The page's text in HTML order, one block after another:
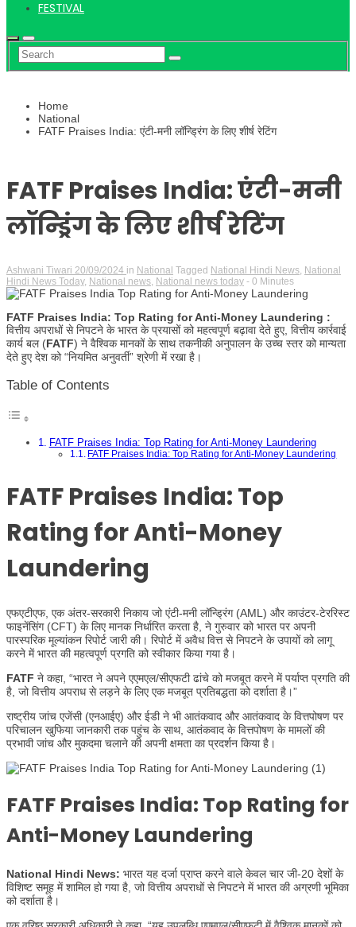
news |
Latest
Hindi
News
FESTIVAL
Home
National
FATF Praises India: एंटी-मनी लॉन्ड्रिंग के लिए शीर्ष रेटिंग
FATF Praises India: एंटी-मनी
लॉन्ड्रिंग के लिए शीर्ष रेटिंग
Ashwani Tiwari 20/09/2024 in National Tagged National Hindi News, National
Hindi News Today, National news, National news today - 0 Minutes
FATF Praises India: Top Rating for Anti-Money Laundering :
वित्तीय अपराधों से निपटने के भारत के प्रयासों को महत्वपूर्ण बढ़ावा देते हुए, वित्तीय कार्रवाई
कार्य बल (FATF) ने वैश्विक मानकों के साथ तकनीकी अनुपालन के उच्च स्तर को मान्यता
देते हुए देश को “नियमित अनुवर्ती” श्रेणी में रखा है।
Table of Contents
FATF Praises India: Top Rating for Anti-Money Laundering
FATF Praises India: Top Rating for Anti-Money Laundering
FATF Praises India: Top
Rating for Anti-Money
Laundering
एफएटीएफ, एक अंतर-सरकारी निकाय जो एंटी-मनी लॉन्ड्रिंग (AML) और काउंटर-टेररिस्ट
फाइनेंसिंग (CFT) के लिए मानक निर्धारित करता है, ने गुरुवार को भारत पर अपनी
पारस्परिक मूल्यांकन रिपोर्ट जारी की। रिपोर्ट में अवैध वित्त से निपटने के उपायों को लागू
करने में भारत की महत्वपूर्ण प्रगति को स्वीकार किया गया है।
FATF ने कहा, “भारत ने अपने एएमएल/सीएफटी ढांचे को मजबूत करने में पर्याप्त प्रगति की
है, जो वित्तीय अपराध से लड़ने के लिए एक मजबूत प्रतिबद्धता को दर्शाता है।”
राष्ट्रीय जांच एजेंसी (एनआईए) और ईडी ने भी आतंकवाद और आतंकवाद के वित्तपोषण पर
परिचालन खुफिया जानकारी तक पहुंच के साथ, आतंकवाद के वित्तपोषण के मामलों की
प्रभावी जांच और मुकदमा चलाने की अपनी क्षमता का प्रदर्शन किया है।
FATF Praises India: Top Rating for
Anti-Money Laundering
National Hindi News: भारत यह दर्जा प्राप्त करने वाले केवल चार जी-20 देशों के
विशिष्ट समूह में शामिल हो गया है, जो वित्तीय अपराधों से निपटने में भारत की अग्रणी भूमिका
को दर्शाता है।